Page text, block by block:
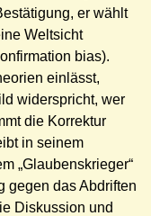
er wählt
Weltsicht
bias).
einlässt,
widerspricht, wer
die Korrektur
in seinem
„Glaubenskrieger“
gegen das Abdriften
Diskussion und